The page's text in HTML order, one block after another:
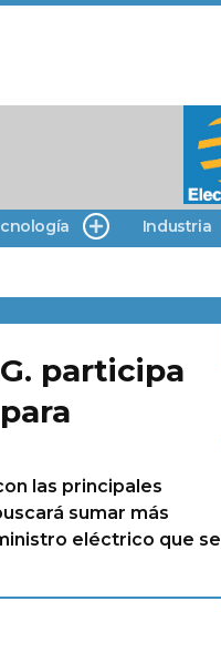
Industria
participa
las principales
sumar más
eléctrico que se